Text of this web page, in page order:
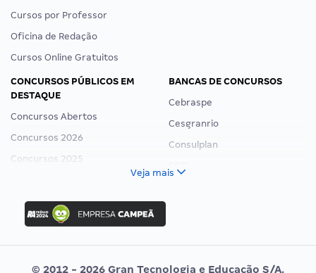
Cursos por Professor
Oficina de Redação
Cursos Online Gratuitos
CONCURSOS PÚBLICOS EM
DESTAQUE
Concursos Abertos
Concursos 2026
Concursos 2025
Concurso Nacional Unificado
Concurso Ibama
Concurso MPU
Editais publicados
BANCAS DE CONCURSOS
Cebraspe
Cesgranrio
Consulplan
Veja mais
© 2012 - 2026 Gran Tecnologia e Educação S/A.